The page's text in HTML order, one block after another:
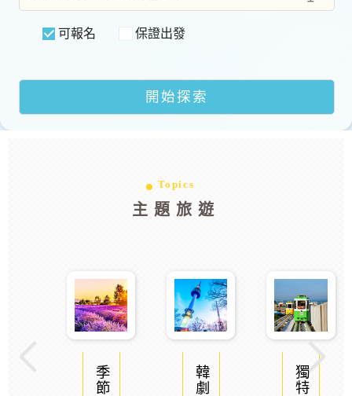
可報名 保證出發
Topics
主題旅遊